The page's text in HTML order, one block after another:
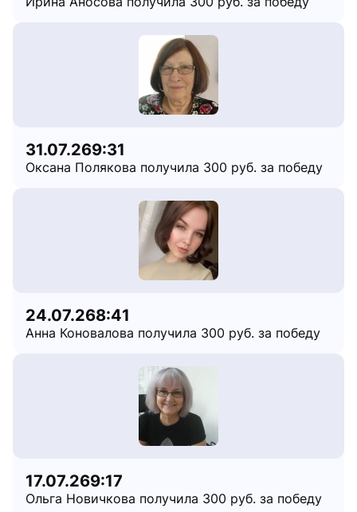
31.07.269:31
Оксана Полякова получила 300 руб. за победу
24.07.268:41
Анна Коновалова получила 300 руб. за победу
17.07.269:17
Ольга Новичкова получила 300 руб. за победу